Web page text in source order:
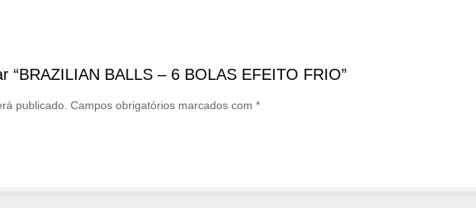
“BRAZILIAN BALLS – 6 BOLAS EFEITO FRIO”
publicado. Campos obrigatórios marcados com*